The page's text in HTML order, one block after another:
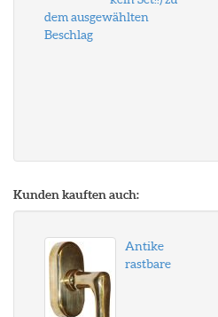
dem ausgewählten
Beschlag
Kunden kauften auch:
Antike
rastbare